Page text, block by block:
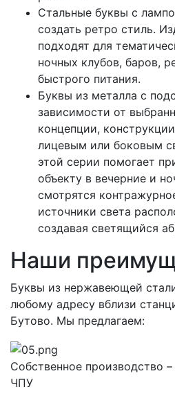
Стальные буквы с
создать ретро стиль.
подходят для
ночных клубов, баров,
быстрого питания.
Буквы из металла с
зависимости от
концепции,
лицевым или боковым
этой серии помогает
объекту в вечерние и
смотрятся
источники света
создавая светящийся
Наши
Буквы из нержавеющей
любому адресу вблизи
Бутово. Мы предлагаем:
Собственное производство
ЧПУ